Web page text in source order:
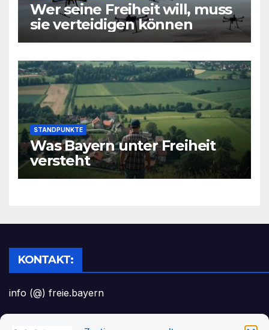
Wer seine Freiheit will, muss
sie verteidigen können
STANDPUNKTE
Was Bayern unter Freiheit
versteht
KONTAKT:
info (@) freie.bayern